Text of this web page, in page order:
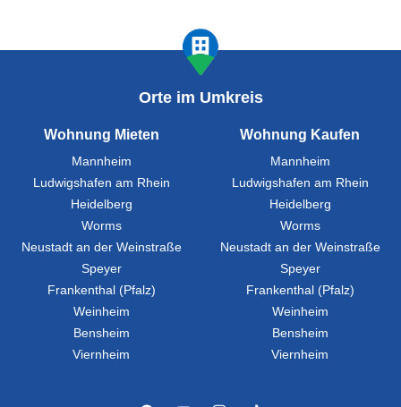
Orte im Umkreis
Wohnung Mieten
Mannheim
Ludwigshafen am Rhein
Heidelberg
Worms
Neustadt an der Weinstraße
Speyer
Frankenthal (Pfalz)
Weinheim
Bensheim
Viernheim
Wohnung Kaufen
Mannheim
Ludwigshafen am Rhein
Heidelberg
Worms
Neustadt an der Weinstraße
Speyer
Frankenthal (Pfalz)
Weinheim
Bensheim
Viernheim